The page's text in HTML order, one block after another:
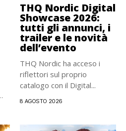
THQ Nordic Digital
Showcase 2026:
tutti gli annunci, i
trailer e le novità
dell’evento
THQ Nordic ha acceso i
riflettori sul proprio
catalogo con il Digital...
8 AGOSTO 2026